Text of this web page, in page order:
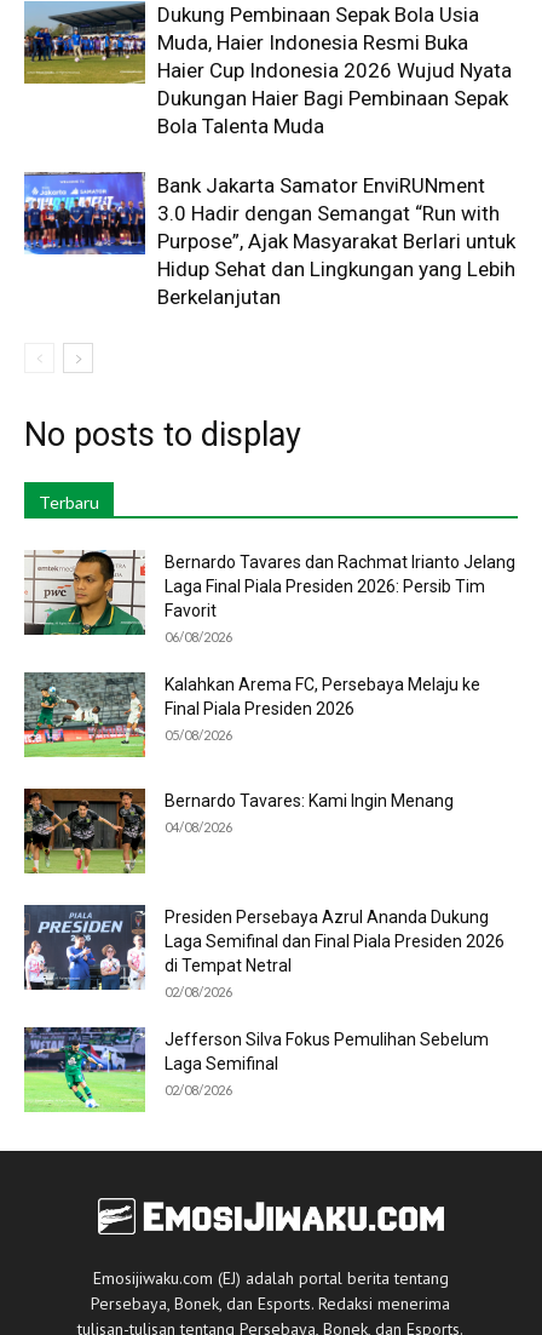
Dukung Pembinaan Sepak Bola Usia
Muda, Haier Indonesia Resmi Buka
Haier Cup Indonesia 2026 Wujud Nyata
Dukungan Haier Bagi Pembinaan Sepak
Bola Talenta Muda
Bank Jakarta Samator EnviRUNment
3.0 Hadir dengan Semangat “Run with
Purpose”, Ajak Masyarakat Berlari untuk
Hidup Sehat dan Lingkungan yang Lebih
Berkelanjutan
No posts to display
Terbaru
Bernardo Tavares dan Rachmat Irianto Jelang
Laga Final Piala Presiden 2026: Persib Tim
Favorit
06/08/2026
Kalahkan Arema FC, Persebaya Melaju ke
Final Piala Presiden 2026
05/08/2026
Bernardo Tavares: Kami Ingin Menang
04/08/2026
Presiden Persebaya Azrul Ananda Dukung
Laga Semifinal dan Final Piala Presiden 2026
di Tempat Netral
02/08/2026
Jefferson Silva Fokus Pemulihan Sebelum
Laga Semifinal
02/08/2026
Emosijiwaku.com (EJ) adalah portal berita tentang
Persebaya, Bonek, dan Esports. Redaksi menerima
tulisan-tulisan tentang Persebaya, Bonek, dan Esports.